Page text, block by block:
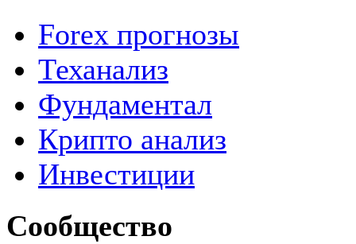
Forex прогнозы
Теханализ
Фундаментал
Крипто анализ
Инвестиции
Сообщество